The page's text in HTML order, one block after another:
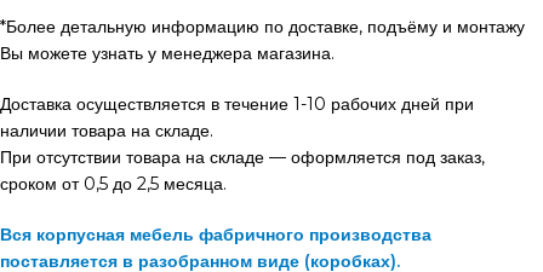
*Более детальную информацию по доставке, подъёму и монтажу
Вы можете узнать у менеджера магазина.
Доставка осуществляется в течение 1-10 рабочих дней при
наличии товара на складе.
При отсутствии товара на складе — оформляется под заказ,
сроком от 0,5 до 2,5 месяца.
Вся корпусная мебель фабричного производства
поставляется в разобранном виде (коробках).